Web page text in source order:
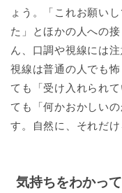
ょう。「これお願い
た」とほかの人への
ん、口調や視線には
視線は普通の人でも
ても「受け入れられ
ても「何かおかしい
す。自然に、それだけ
気持ちをわかっ